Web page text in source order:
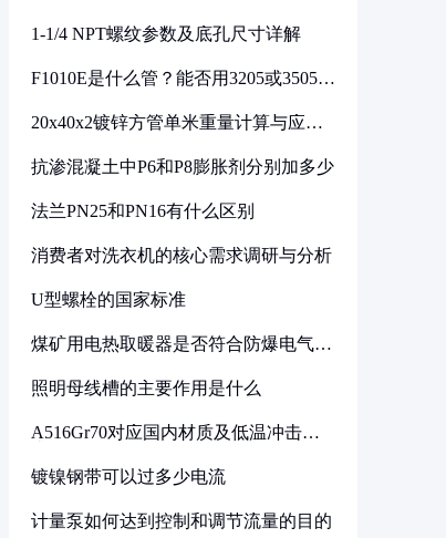
1-1/4 NPT螺纹参数及底孔尺寸详解
F1010E是什么管？能否用3205或3505代
20x40x2镀锌方管单米重量计算与应用
抗渗混凝土中P6和P8膨胀剂分别加多少
法兰PN25和PN16有什么区别
消费者对洗衣机的核心需求调研与分析
U型螺栓的国家标准
煤矿用电热取暖器是否符合防爆电气设
照明母线槽的主要作用是什么
A516Gr70对应国内材质及低温冲击要
镀镍钢带可以过多少电流
计量泵如何达到控制和调节流量的目的